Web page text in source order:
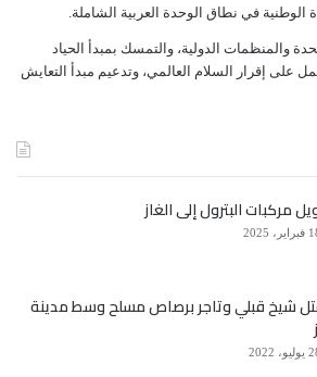
تقديم الخدمات الأساسية والخدمات
المنقذة للحياة. حيث كان قد دعا للحصول على (59) مليون
العاجلة للنساء والفتيات في
ﺍﻟﻮﻃﻨﻴﺔ ﻓﻲ ﻧﻄﺎﻕ ﺍﻟﻮﺣﺪﺓ ﺍﻟﻌﺮﺑﻴﺔ ﺍﻟﺸﺎﻣﻠﺔ.
ﻭﺍﻟﻤﻨﻈﻤﺎﺕ ﺍﻟﺪﻭﻟﻴﺔ، ﻭﺍﻟﺘﻤﺴﻚ ﺑﻤﺒﺪﺃ ﺍﻟﺤﻴﺎﺩ
ﻋﻠﻰ ﺇﻗﺮﺍﺭ ﺍﻟﺴﻼﻡ ﺍﻟﻌﺎﻟﻤﻲ، ﻭﺗﺪﻋﻴﻢ ﻣﺒﺪﺃ ﺍﻟﺘﻌﺎﻳﺶ
مركبات البترول إلى الغاز
2025
شيخ قبلي وتاجر برصاص مسلح وسط مدينة
2022